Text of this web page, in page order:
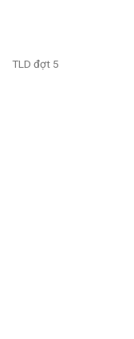
TLD đợt 5